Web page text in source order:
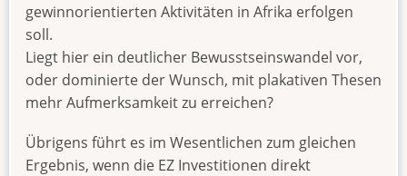
gewinnorientierten Aktivitäten in Afrika erfolgen
soll.
Liegt hier ein deutlicher Bewusstseinswandel vor,
oder dominierte der Wunsch, mit plakativen Thesen
mehr Aufmerksamkeit zu erreichen?
Übrigens führt es im Wesentlichen zum gleichen
Ergebnis, wenn die EZ Investitionen direkt